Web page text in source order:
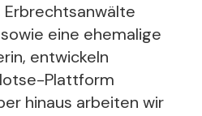
eine ehemalige
entwickeln
Plattform
hinaus arbeiten wir